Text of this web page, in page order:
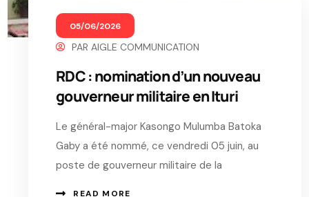
05/06/2026
PARAIGLE COMMUNICATION
RDC : nomination d’un nouveau
gouverneur militaire en Ituri
Le général-major Kasongo Mulumba Batoka
Gaby a été nommé, ce vendredi 05 juin, au
poste de gouverneur militaire de la
READ MORE